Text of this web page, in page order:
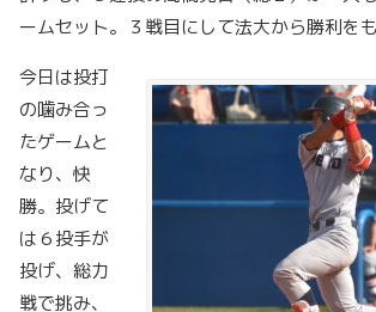
ームセット。３戦目にして法大から勝利を
今日は投打
の噛み合っ
たゲームと
なり、快
勝。投げて
は６投手が
投げ、総力
戦で挑み、